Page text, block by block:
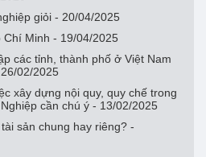
giỏi - 20/04/2025
Chí Minh - 19/04/2025
các tỉnh, thành phố ở Việt Nam
02/2025
xây dựng nội quy, quy chế trong
cần chú ý - 13/02/2025
sản chung hay riêng? -